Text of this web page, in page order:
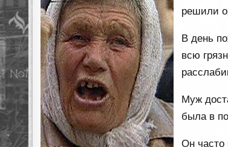
решили
В день
всю
Муж
была в
Он часто